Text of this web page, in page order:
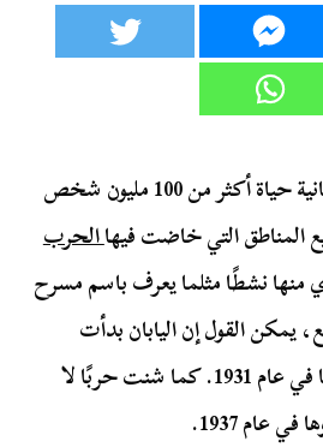
دمرت الحرب العالمية الثانية حياة أكثر من 100 مليون شخص
المناطق التي خاضت فيهاالحرب
منها نشطًا مثلما يعرف باسم مسرح
يمكن القول إن اليابان بدأت
الحرب بمهاجمة منشوريا في عام 1931. كما شنت حربًا لا
عام 1937.